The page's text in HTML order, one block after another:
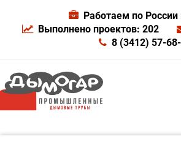
Работаем по
Выполнено проектов: 202
8 (3412) 57-